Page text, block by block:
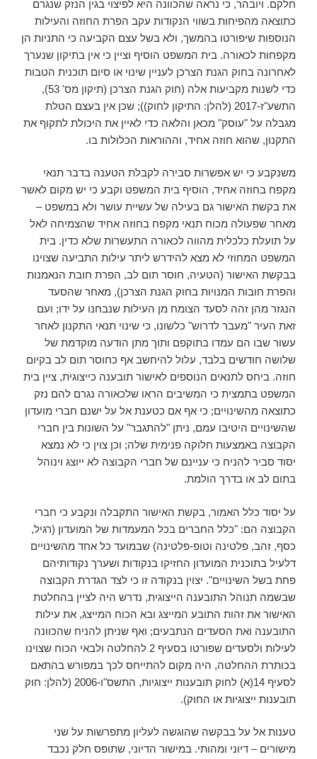
חלקם. ויובהר, כי נראה שהכוונה היא לפיצוי בגין הנזק שנגרם
כתוצאה מהפיחות בשווי הנקודות עקב הפרת החוזה והעילות
הנוספות שיפורטו בהמשך, ולא בשל עצם הקביעה כי התניות הן
מקפחות לכאורה. בית המשפט הוסיף וציין כי אין בתיקון שנערך
לאחרונה בחוק הגנת הצרכן לעניין שינוי או סיום תוכנית הטבות
כדי לשנות מקביעות אלה (חוק הגנת הצרכן (תיקון מס' 53),
התשע"ז-2017 (להלן: התיקון לחוק)); שכן אין בעצם הטלת
מגבלה על "עוסק" מכאן והלאה כדי לאיין את היכולת לתקוף את
התקנון, שהוא חוזה אחיד, וההוראות הכלולות בו.
משנקבע כי יש אפשרות סבירה לקבלת הטענה בדבר תנאי
מקפח בחוזה אחיד, הוסיף בית המשפט וקבע כי יש מקום לאשר
את בקשת האישור גם בעילה של עשיית עושר ולא במשפט –
מאחר שפעולה מכוח תנאי מקפח בחוזה אחיד שהצמיחה לאל
על תועלת כלכלית מהווה לכאורה התעשרות שלא כדין. בית
המשפט המחוזי לא מצא להידרש ליתר עילות התביעה שצוינו
בבקשת האישור (הטעיה, חוסר תום לב, הפרת חובת הנאמנות
והפרת חובות המנויות בחוק הגנת הצרכן), מאחר שהסעד
הנגזר מהן זהה לסעד הצומח מן העילות שנבחנו על ידו; ועם
זאת העיר "מעבר לדרוש" כלשונו, כי שינוי תנאי התקנון לאחר
עשור שבו הם עמדו בתוקפם ותוך מתן הודעה מוקדמת של
שלושה חודשים בלבד, עלול להיחשב אף כחוסר תום לב בקיום
חוזה. ביחס לתנאים הנוספים לאישור תובענה כייצוגית, ציין בית
המשפט בתמצית כי המשיבים הראו שלכאורה נגרם להם נזק
כתוצאה מהשינויים; כי אף אם כטענת אל על ישנם חברי מועדון
שהשינויים היטיבו עמם, ניתן "להתגבר" על השונות בין חברי
הקבוצה באמצעות חלוקה פנימית שלה; וכן צוין כי לא נמצא
יסוד סביר להניח כי עניינם של חברי הקבוצה לא ייוצג וינוהל
בתום לב או בדרך הולמת.
על יסוד כלל האמור, בקשת האישור התקבלה ונקבע כי חברי
הקבוצה הם: "כלל החברים בכל המעמדות של המועדון (רגיל,
כסף, זהב, פלטינה וטופ-פלטינה) שבמועד כל אחד מהשינויים
דלעיל בתוכנית המועדון החזיקו בנקודות ושערך נקודותיהם
פחת בשל השינויים". יצוין בנקודה זו כי לצד הגדרת הקבוצה
שבשמה תנוהל התובענה הייצוגית, נדרש היה לציין בהחלטת
האישור את זהות התובע המייצג ובא הכוח המייצג, את עילות
התובענה ואת הסעדים הנתבעים; ואף שניתן להניח שהכוונה
לעילות ולסעדים שפורטו בסעיף 2 להחלטה ולבאי הכוח שצוינו
בכותרת ההחלטה, היה מקום להתייחס לכך במפורש בהתאם
לסעיף 14(א) לחוק תובענות ייצוגיות, התשס"ו-2006 (להלן: חוק
תובענות ייצוגיות או החוק).
טענות אל על בבקשה שהוגשה לעליון מתפרשות על שני
מישורים – דיוני ומהותי. במישור הדיוני, שתופס חלק נכבד